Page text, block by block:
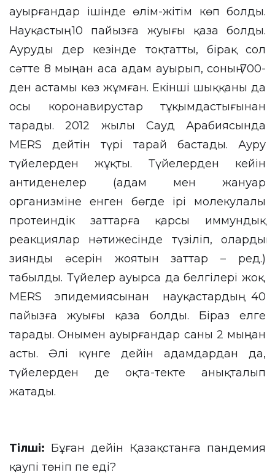
ауырғандар ішінде өлім-жітім көп болды.
Науқастың 10 пайызға жуығы қаза болды.
Ауруды дер кезінде тоқтатты, бірақ сол
сәтте 8 мыңнан аса адам ауырып, соның 700-
ден астамы көз жұмған. Екінші шыққаны да
осы коронавирустар тұқымдастығынан
тарады. 2012 жылы Сауд Арабиясында
MERS дейтін түрі тарай бастады. Ауру
түйелерден жұқты. Түйелерден кейін
антиденелер (адам мен жануар
организміне енген бөгде ірі молекулалы
протеиндік заттарға қарсы иммундық
реакциялар нәтижесінде түзіліп, олардың
зиянды әсерін жоятын заттар – ред.)
табылды. Түйелер ауырса да белгілері жоқ.
MERS эпидемиясынан науқастардың 40
пайызға жуығы қаза болды. Біраз елге
тарады. Онымен ауырғандар саны 2 мыңнан
асты. Әлі күнге дейін адамдардан да,
түйелерден де оқта-текте анықталып
жатады.
Тілші: Бұған дейін Қазақстанға пандемия
қаупі төніп пе еді?